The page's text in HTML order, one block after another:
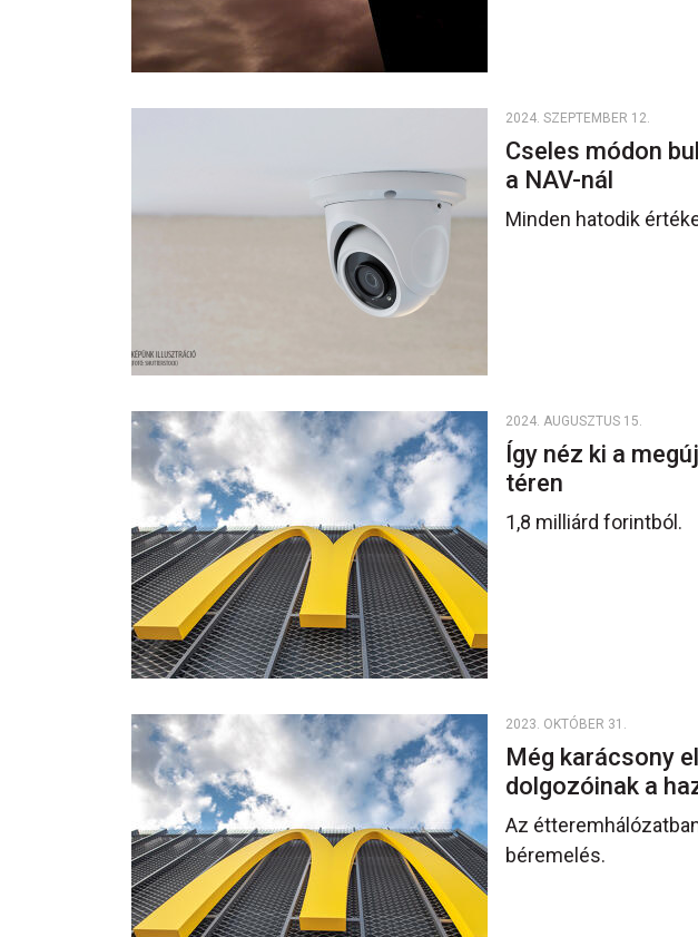
2024. SZEPTEMBER 12.
Cseles módon
a NAV-nál
Minden hatodik
2024. AUGUSZTUS 15.
Így néz ki a
téren
1,8 milliárd forintból.
2023. OKTÓBER 31.
Még karácsony
dolgozóinak a
Az
béremelés.